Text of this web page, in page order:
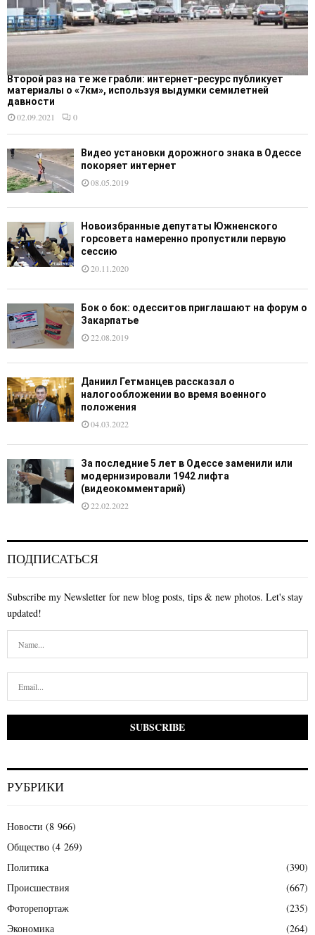
Второй раз на те же грабли: интернет-ресурс публикует
материалы о «7км», используя выдумки семилетней
давности
02.09.2021
0
Видео установки дорожного знака в Одессе
покоряет интернет
08.05.2019
Новоизбранные депутаты Южненского
горсовета намеренно пропустили первую
сессию
20.11.2020
Бок о бок: одесситов приглашают на форум о
Закарпатье
22.08.2019
Даниил Гетманцев рассказал о
налогообложении во время военного
положения
04.03.2022
За последние 5 лет в Одессе заменили или
модернизировали 1942 лифта
(видеокомментарий)
22.02.2022
ПОДПИСАТЬСЯ
Subscribe my Newsletter for new blog posts, tips & new photos. Let's stay
updated!
РУБРИКИ
Новости (8 966)
Общество (4 269)
Политика
(390)
Происшествия
(667)
Фоторепортаж
(235)
Экономика
(264)